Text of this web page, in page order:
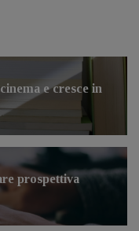
e cresce in
prospettiva